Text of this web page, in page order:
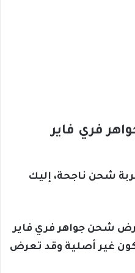
فري فاير
شحن ناجحة، إليك
شحن جواهر فري فاير
تكون غير أصلية وقد تعرض